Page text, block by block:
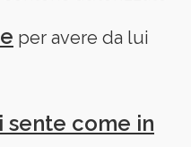
per avere da lui
sente come in